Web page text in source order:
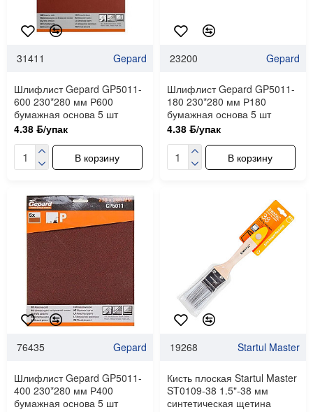
31411 Gepard
Шлифлист Gepard GP5011-
600 230*280 мм Р600
бумажная основа 5 шт
4.38 ƃ/упак
В корзину
23200 Gepard
Шлифлист Gepard GP5011-
180 230*280 мм Р180
бумажная основа 5 шт
4.38 ƃ/упак
В корзину
76435 Gepard
Шлифлист Gepard GP5011-
400 230*280 мм Р400
бумажная основа 5 шт
19268 Startul Master
Кисть плоская Startul Master
ST0109-38 1.5"-38 мм
синтетическая щетина